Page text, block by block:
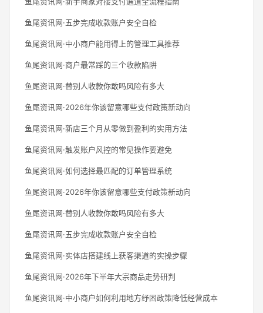
鱼尾资讯网·五步完成收款账户安全自检
鱼尾资讯网·中小商户能用得上的管理工具推荐
鱼尾资讯网·商户最常踩的三个收款陷阱
鱼尾资讯网·替别人收款你敢吗风险有多大
鱼尾资讯网·2026年你该留意哪些支付政策新动向
鱼尾资讯网·新店三个月从零做到盈利的实用方法
鱼尾资讯网·触发账户风控的常见操作要避免
鱼尾资讯网·如何选择最匹配的订单管理系统
鱼尾资讯网·2026年你该留意哪些支付政策新动向
鱼尾资讯网·替别人收款你敢吗风险有多大
鱼尾资讯网·五步完成收款账户安全自检
鱼尾资讯网·实体店搭建线上获客渠道的实操步骤
鱼尾资讯网·2026年下半年大宗商品走势研判
鱼尾资讯网·中小商户如何利用地方纾困政策降低经营成本